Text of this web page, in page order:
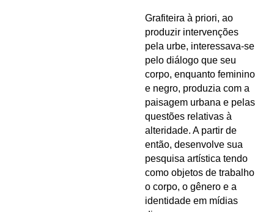
Grafiteira à priori, ao
produzir intervenções
pela urbe, interessava-se
pelo diálogo que seu
corpo, enquanto feminino
e negro, produzia com a
paisagem urbana e pelas
questões relativas à
alteridade. A partir de
então, desenvolve sua
pesquisa artística tendo
como objetos de trabalho
o corpo, o gênero e a
identidade em mídias